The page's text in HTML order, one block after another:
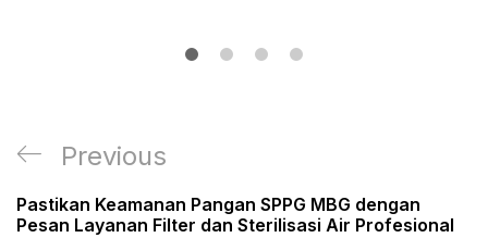
Post
Previous
Post
Previous
Pastikan Keamanan Pangan SPPG MBG dengan
Pesan Layanan Filter dan Sterilisasi Air Profesional